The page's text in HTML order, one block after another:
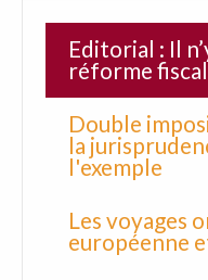
Editorial : Il
réforme
Double
la
l'exemple
Les voyages
européenne